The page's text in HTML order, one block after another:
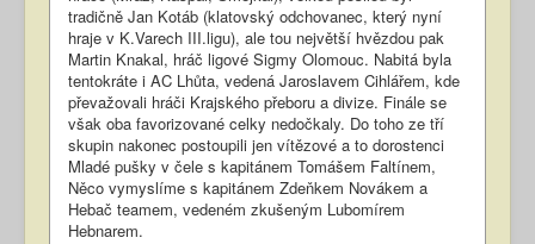
tradičně Jan Kotáb (klatovský odchovanec, který nyní
hraje v K.Varech III.ligu), ale tou největší hvězdou pak
Martin Knakal, hráč ligové Sigmy Olomouc. Nabitá byla
tentokráte i AC Lhůta, vedená Jaroslavem Cihlářem, kde
převažovali hráči Krajského přeboru a divize. Finále se
však oba favorizované celky nedočkaly. Do toho ze tří
skupin nakonec postoupili jen vítězové a to dorostenci
Mladé pušky v čele s kapitánem Tomášem Faltínem,
Něco vymyslíme s kapitánem Zdeňkem Novákem a
Hebač teamem, vedeném zkušeným Lubomírem
Hebnarem.